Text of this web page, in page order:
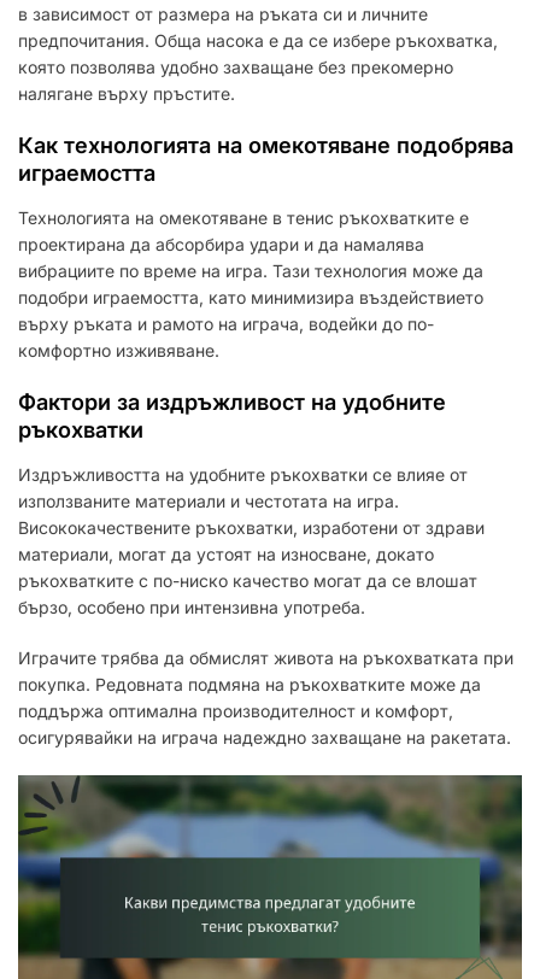
в зависимост от размера на ръката си и личните
предпочитания. Обща насока е да се избере ръкохватка,
която позволява удобно захващане без прекомерно
налягане върху пръстите.
Как технологията на омекотяване подобрява
играемостта
Технологията на омекотяване в тенис ръкохватките е
проектирана да абсорбира удари и да намалява
вибрациите по време на игра. Тази технология може да
подобри играемостта, като минимизира въздействието
върху ръката и рамото на играча, водейки до по-
комфортно изживяване.
Фактори за издръжливост на удобните
ръкохватки
Издръжливостта на удобните ръкохватки се влияе от
използваните материали и честотата на игра.
Висококачествените ръкохватки, изработени от здрави
материали, могат да устоят на износване, докато
ръкохватките с по-ниско качество могат да се влошат
бързо, особено при интензивна употреба.
Играчите трябва да обмислят живота на ръкохватката при
покупка. Редовната подмяна на ръкохватките може да
поддържа оптимална производителност и комфорт,
осигурявайки на играча надеждно захващане на ракетата.